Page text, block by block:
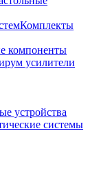
Комплекты
компоненты
усилители
устройства
системы